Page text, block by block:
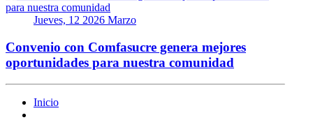
Jueves, 12 2026 Marzo
Convenio con Comfasucre genera mejores
oportunidades para nuestra comunidad
Inicio